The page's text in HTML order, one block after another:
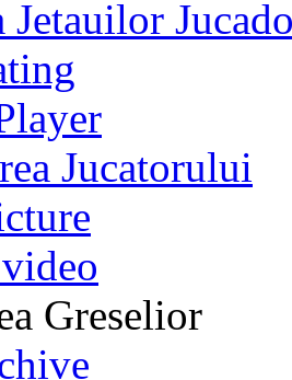
conditions
Jetauilor